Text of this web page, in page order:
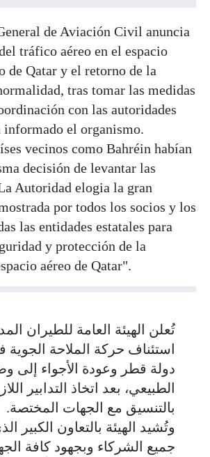
de Aviación Civil anuncia
tráfico aéreo en el espacio
de Qatar y el retorno de la
tras tomar las medidas
con las autoridades
informado el organismo.
vecinos como Bahréin habían
decisión de levantar las
Autoridad elogia la gran
por todos los socios y los
las entidades estatales para
y protección de la
aéreo de Qatar".
تُعلن الهيئة العامة للطيران
استئناف حركة الملاحة الجوية
دولة قطر وعودة الأجواء إلى
الطبيعي، بعد اتخاذ التدابير
بالتنسيق مع الجهات المختصة.
وتُشيد الهيئة بالتعاون الكبير
جميع الشركاء وبجهود كافة